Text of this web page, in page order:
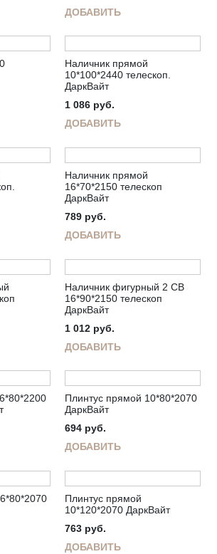
ДОБАВИТЬ
Наличник прямой
10*100*2440 телескоп.
ДаркВайт
1 086 руб.
ДОБАВИТЬ
Наличник прямой
16*70*2150 телескоп
ДаркВайт
789 руб.
ДОБАВИТЬ
Наличник фигурный 2 СВ
16*90*2150 телескоп
ДаркВайт
1 012 руб.
ДОБАВИТЬ
Плинтус прямой 10*80*2070
ДаркВайт
694 руб.
ДОБАВИТЬ
Плинтус прямой
10*120*2070 ДаркВайт
763 руб.
ДОБАВИТЬ